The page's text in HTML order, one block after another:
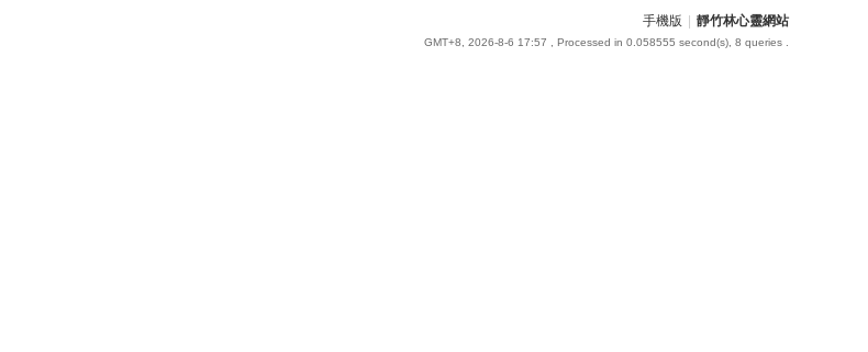
手機版 靜竹林心靈網站
GMT+8, 2026-8-6 17:57 , Processed in 0.058555 second(s), 8 queries .